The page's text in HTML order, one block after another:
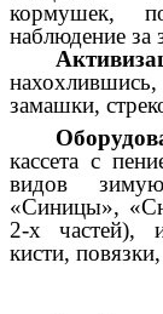
кормушек,
наблюдение
замашки,
кассета с
видов
«Синицы»,
2-х частей),
кисти,